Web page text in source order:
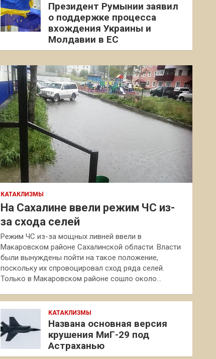
Президент Румынии заявил
о поддержке процесса
вхождения Украины и
Молдавии в ЕС
КАТАКЛИЗМЫ
На Сахалине ввели режим ЧС из-
за схода селей
Режим ЧС из-за мощных ливней ввели в
Макаровском районе Сахалинской области. Власти
были вынуждены пойти на такое положение,
поскольку их спровоцировал сход ряда селей.
Только в Макаровском районе сошло около…
КАТАКЛИЗМЫ
Названа основная версия
крушения МиГ-29 под
Астраханью